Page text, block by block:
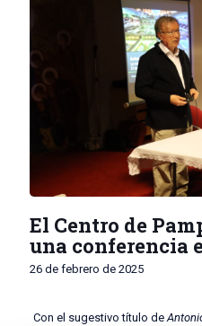
El Centro de
una conferencia
26 de febrero de 2025
Con el sugestivo título de